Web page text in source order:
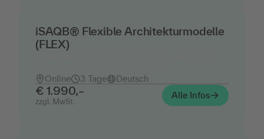
iSAQB® Flexible Architekturmodelle
(FLEX)
Online
3 Tage Deutsch
€ 1.990,–
zzgl. MwSt.
Alle Infos